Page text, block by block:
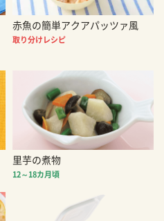
赤魚の簡単アクアパッツァ風
取り分けレシピ
里芋の煮物
12～18カ月頃